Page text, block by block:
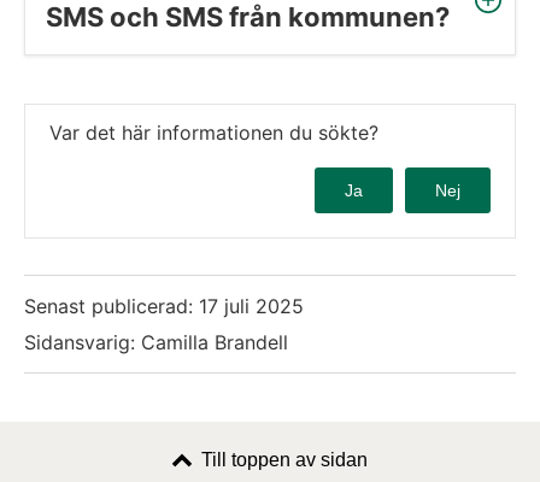
SMS och SMS från kommunen?
Var det här informationen du sökte?
Ja Nej
Senast publicerad: 17 juli 2025
Sidansvarig: Camilla Brandell
Till toppen av sidan